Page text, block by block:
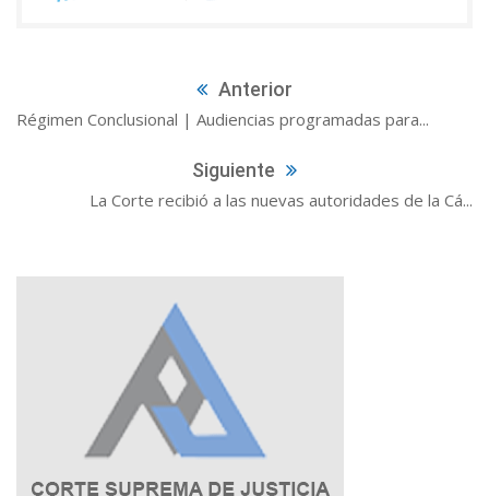
Anterior
Régimen Conclusional | Audiencias programadas para...
Siguiente
La Corte recibió a las nuevas autoridades de la Cá...